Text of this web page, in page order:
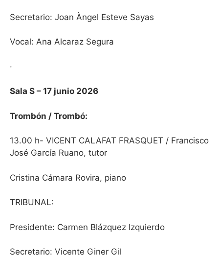
Secretario: Joan Àngel Esteve Sayas
Vocal: Ana Alcaraz Segura
·
Sala S – 17 junio 2026
Trombón / Trombó:
13.00 h- VICENT CALAFAT FRASQUET / Francisco
José García Ruano, tutor
Cristina Cámara Rovira, piano
TRIBUNAL:
Presidente: Carmen Blázquez Izquierdo
Secretario: Vicente Giner Gil